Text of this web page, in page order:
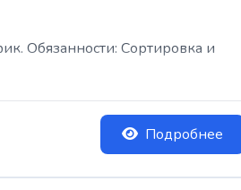
Обязанности: Сортировка и
Подробнее